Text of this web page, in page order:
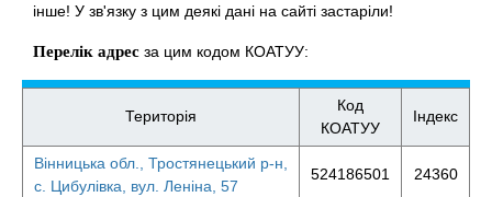
інше! У зв'язку з цим деякі дані на сайті застаріли!
Перелік адрес за цим кодом КОАТУУ:
Територія
Код
КОАТУУ
Індекс
Вінницька обл., Тростянецький р-н,
с. Цибулівка, вул. Леніна, 57
524186501 24360